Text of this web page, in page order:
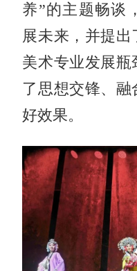
养”的主题畅谈
展未来，并提
美术专业发展瓶
了思想交锋、融
好效果。